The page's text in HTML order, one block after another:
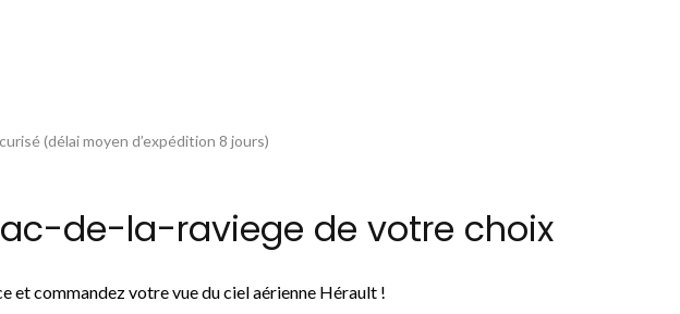
(délai moyen d’expédition 8 jours)
de-la-raviege de votre choix
et commandez votre vue du ciel aérienne Hérault !